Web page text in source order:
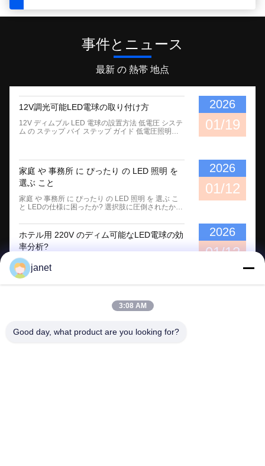
20度 3200lm PAR30 スポットライト ランプ 32W 4000k ホットホワイト カラー フリー 導かれた ライト
天然白色 PAR20 導かれた電球 8w 15度 4000k E27 スクリューベース PAR 20 電球
24度ビームアングル ES111 電球 3000k Ra90 230v ES111 GU10 導かれたスポットライト
3.5ワット 小型グー10 導かれた電球 3000K RA90 ミニスポットライト 36度の光角
オーダーメイド Mr16 7w LED電球 36度 3000k 点滅点滅点滅点滅点灯 暖かい白
450lm 導かれた MR16ランプ GU5.3ベース 4000K 導かれたスポットライト電球 12V 24度
450lm ディムブルスポットライトランプ MR16ランプ 3000K 12V 24度ビームアングル 長寿命
20度 2700k PAR30 導かれたスポットライト 230V 22W 調節可能点滅式 PAR30電球
GU4 ベース MR11 導かれた 電球 12 ボルト 3000K 暗調可能な 36 度光角
事件とニュース
最新 の 熱帯 地点
12V調光可能LED電球の取り付け方
12V ディムブル LED 電球の設置方法 低電圧 システ
ム の ステップ バイ ステップ ガイド 低電圧照明プ
ディスプレイは,LEDの不適切な設置が性能問題につ
ながることが多い. 適切に設置された12V 調節可能
なLED電球エネルギー消費を最大ハロゲンや白熱代
替物と比較して80%このガイドでは,低電圧システム
に12Vディム可能なLED電球を正しく設置する方法
2026
01/19
家庭 や 事務所 に ぴったり の LED 照明 を
選ぶ こと
家庭 や 事務所 に ぴったり の LED 照明 を 選ぶ こ
と LEDの仕様に困ったか? 選択肢に圧倒されたか?
部屋の機能,明るさ (ルメン[^1]),色温 (CCT[^3]
2700~4000K),CRI[^2] ≥90,光束の角度,ディミング互
換性,点滅制御,効率 (lm/W) によりLEDを選択する.信
頼性の高い寿命データ. LED照明 ホーム オフィスガ
イド シンプルなステップに分けます 種類,効率の数
学,設置のヒントです 空間が美しく快適で お金を節
約できるようにします LED ライト の 種類 を 理解
2026
01/12
ホテル用 220V のディム可能なLED電球の効
率分析?
ホテル用 220V のディム可能なLED電球の効率分
析? 薄暗いホテルの部屋に 足を踏み入れたことはあ
りますか? 気分が悪いので エネルギーも快適さも無
駄にします? 従来の電球は電力を消費し 早く点滅し
白熱電球に比べて 75%のエネルギー節約を可能にし
ます.ホテルの雰囲気に調整可能な照明を提供しなが
ドのホテルでのディム可能なLED電球 この電球が
ホテルの業務に 本当に何を意味するのか 古い照明
2026
01/12
janet
3:08 AM
Good day, what product are you looking for?